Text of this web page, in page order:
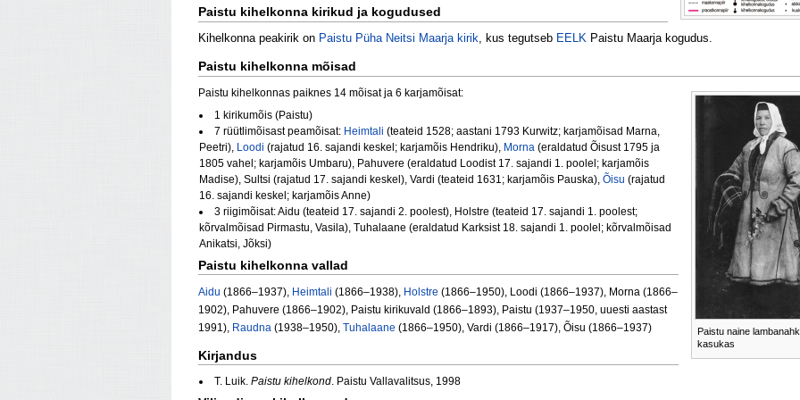
Paistu kihelkonna kirikud ja kogudused
Kihelkonna peakirik on Paistu Püha Neitsi Maarja kirik, kus tegutseb EELK Paistu Maarja kogudus.
Paistu kihelkonna mõisad
Paistu naine
kasukas
Paistu kihelkonnas paiknes 14 mõisat ja 6 karjamõisat:
1 kirikumõis (Paistu)
7 rüütlimõisast peamõisat: Heimtali (teateid 1528; aastani 1793 Kurwitz; karjamõisad Marna,
Peetri), Loodi (rajatud 16. sajandi keskel; karjamõis Hendriku), Morna (eraldatud Õisust 1795 ja
1805 vahel; karjamõis Umbaru), Pahuvere (eraldatud Loodist 17. sajandi 1. poolel; karjamõis
Madise), Sultsi (rajatud 17. sajandi keskel), Vardi (teateid 1631; karjamõis Pauska), Õisu (rajatud
16. sajandi keskel; karjamõis Anne)
3 riigimõisat: Aidu (teateid 17. sajandi 2. poolest), Holstre (teateid 17. sajandi 1. poolest;
kõrvalmõisad Pirmastu, Vasila), Tuhalaane (eraldatud Karksist 18. sajandi 1. poolel; kõrvalmõisad
Anikatsi, Jõksi)
Paistu kihelkonna vallad
Aidu (1866–1937), Heimtali (1866–1938), Holstre (1866–1950), Loodi (1866–1937), Morna (1866–
1902), Pahuvere (1866–1902), Paistu kirikuvald (1866–1893), Paistu (1937–1950, uuesti aastast
1991), Raudna (1938–1950), Tuhalaane (1866–1950), Vardi (1866–1917), Õisu (1866–1937)
Kirjandus
T. Luik. Paistu kihelkond . Paistu Vallavalitsus, 1998